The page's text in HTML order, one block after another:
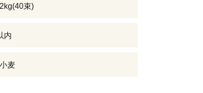
束)
内
麦